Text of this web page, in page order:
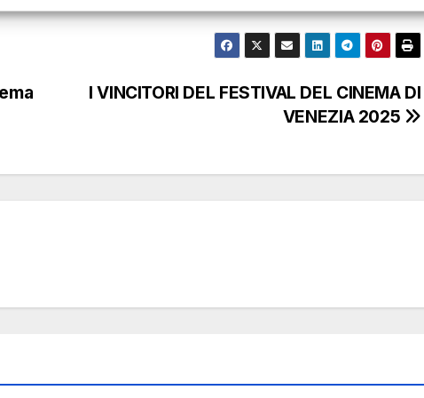
I VINCITORI DEL FESTIVAL DEL CINEMA DI
VENEZIA 2025